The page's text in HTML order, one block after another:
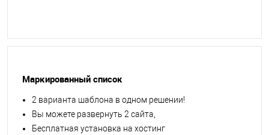
Маркированный список
2 варианта шаблона в одном решении!
Вы можете развернуть 2 сайта,
Бесплатная установка на хостинг